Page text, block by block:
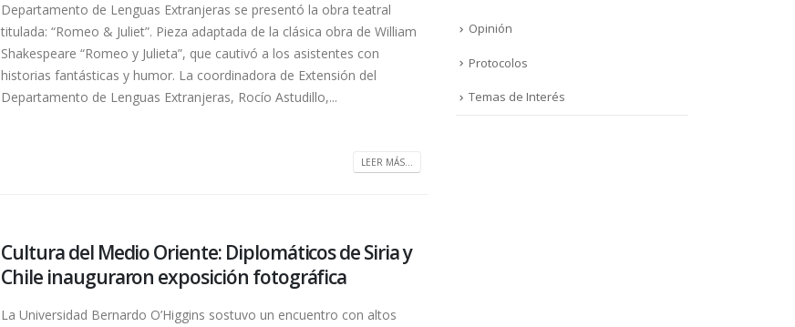
Departamento de Lenguas Extranjeras se presentó la obra teatral
titulada: “Romeo & Juliet”. Pieza adaptada de la clásica obra de William
Shakespeare “Romeo y Julieta”, que cautivó a los asistentes con
historias fantásticas y humor. La coordinadora de Extensión del
Departamento de Lenguas Extranjeras, Rocío Astudillo,...
LEER MÁS...
Cultura del Medio Oriente: Diplomáticos de Siria y
Chile inauguraron exposición fotográfica
La Universidad Bernardo O’Higgins sostuvo un encuentro con altos
Opinión
Protocolos
Temas de Interés